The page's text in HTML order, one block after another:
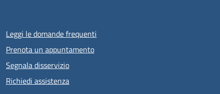
Leggi le domande frequenti
Prenota un appuntamento
Segnala disservizio
Richiedi assistenza